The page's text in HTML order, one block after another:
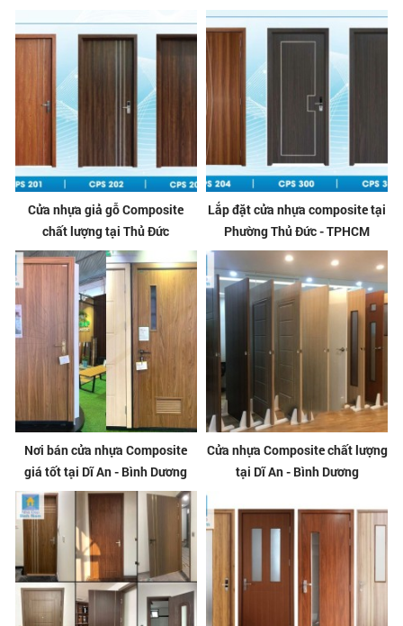
Cửa nhựa giả gỗ Composite
chất lượng tại Thủ Đức
Lắp đặt cửa nhựa composite tại
Phường Thủ Đức - TPHCM
Nơi bán cửa nhựa Composite
giá tốt tại Dĩ An - Bình Dương
Cửa nhựa Composite chất lượng
tại Dĩ An - Bình Dương